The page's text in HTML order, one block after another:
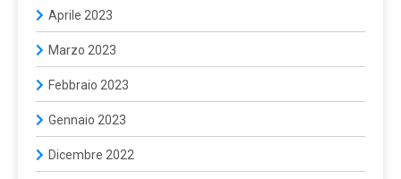
Aprile 2023
Marzo 2023
Febbraio 2023
Gennaio 2023
Dicembre 2022